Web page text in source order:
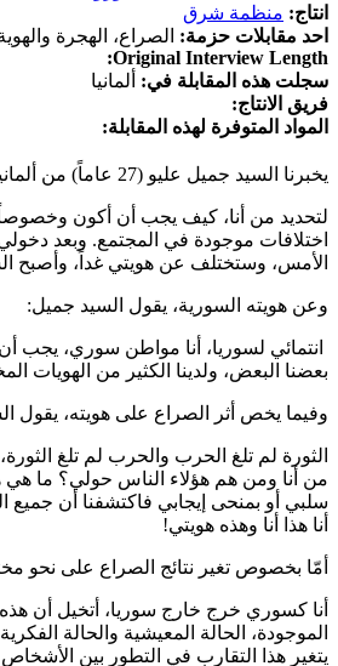
انتاج: منظمة شرق
احد مقابلات حزمة: الصراع، الهجرة
Original Interview Length:
سجلت هذه المقابلة في: ألمانيا
فريق الانتاج:
المواد المتوفرة لهذه المقابلة:
يخبرنا السيد جميل عليو (27 عاماً) من ألمانيا، عن هويته بشكل عام، فيقول:
لتحديد من أنا، كيف يجب أن أكون وخصوصاً
اختلافات موجودة في المجتمع. وبعد
الأمس، وستختلف عن هويتي غداً، وأصبح
وعن هويته السورية، يقول السيد جميل:
انتمائي لسوريا، أنا مواطن سوري،
بعضنا البعض، ولدينا الكثير من الهويات
وفيما يخص أثر الصراع على هويته، يقول
الثورة لم تلغ الحرب والحرب لم تلغ
من أنا ومن هم هؤلاء الناس حولي؟ ما
سلبي أو بمنحى إيجابي فاكتشفنا أن جميع
أنا هذا أنا وهذه هويتي!
أمّا بخصوص تغير نتائج الصراع على نحو
الموجودة، الحالة المعيشية والحالة
يتغير هذا التقارب في التطور بين